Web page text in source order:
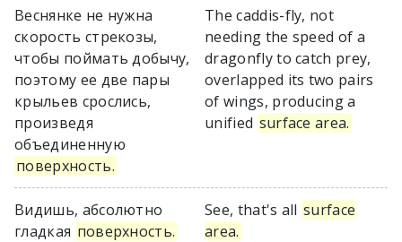
Веснянке не нужна
скорость стрекозы,
чтобы поймать добычу,
поэтому ее две пары
крыльев срослись,
произведя
объединенную
поверхность.
The caddis-fly, not
needing the speed of a
dragonfly to catch prey,
overlapped its two pairs
of wings, producing a
unified surface area.
Видишь, абсолютно
гладкая поверхность.
See, that's all surface
area.